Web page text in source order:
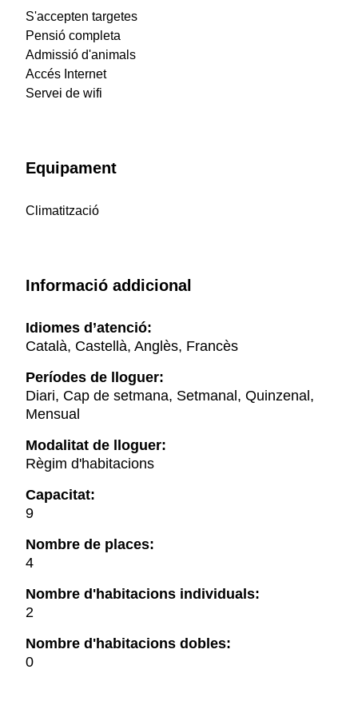
S'accepten targetes
Pensió completa
Admissió d'animals
Accés Internet
Servei de wifi
Equipament
Climatització
Informació addicional
Idiomes d’atenció:
Català, Castellà, Anglès, Francès
Períodes de lloguer:
Diari, Cap de setmana, Setmanal, Quinzenal,
Mensual
Modalitat de lloguer:
Règim d'habitacions
Capacitat:
9
Nombre de places:
4
Nombre d'habitacions individuals:
2
Nombre d'habitacions dobles:
0